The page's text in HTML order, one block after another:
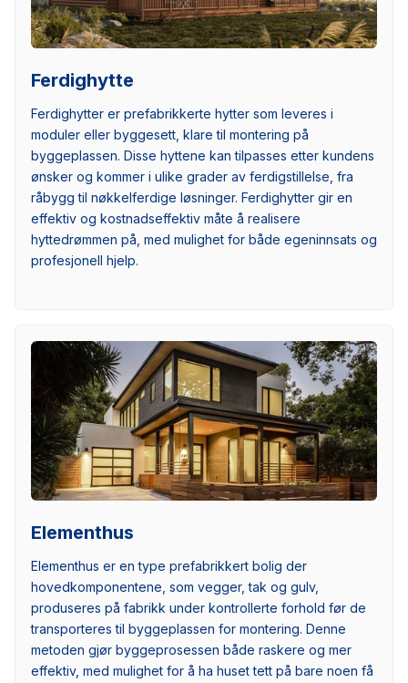
Ferdighytte
Ferdighytter er prefabrikkerte hytter som leveres i
moduler eller byggesett, klare til montering på
byggeplassen. Disse hyttene kan tilpasses etter kundens
ønsker og kommer i ulike grader av ferdigstillelse, fra
råbygg til nøkkelferdige løsninger. Ferdighytter gir en
effektiv og kostnadseffektiv måte å realisere
hyttedrømmen på, med mulighet for både egeninnsats og
profesjonell hjelp.
Elementhus
Elementhus er en type prefabrikkert bolig der
hovedkomponentene, som vegger, tak og gulv,
produseres på fabrikk under kontrollerte forhold før de
transporteres til byggeplassen for montering. Denne
metoden gjør byggeprosessen både raskere og mer
effektiv, med mulighet for å ha huset tett på bare noen få